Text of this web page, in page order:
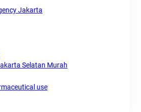
Jakarta
Selatan Murah
use